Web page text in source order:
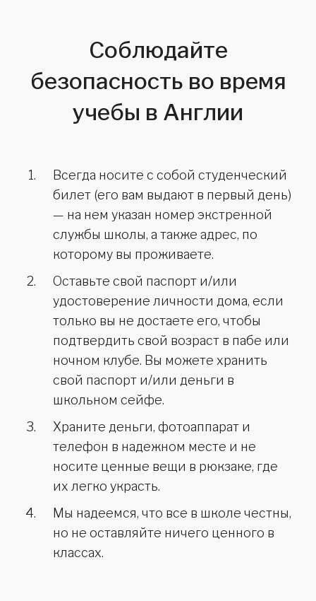
Соблюдайте
безопасность во время
учебы в Англии
Всегда носите с собой студенческий
билет (его вам выдают в первый день)
— на нем указан номер экстренной
службы школы, а также адрес, по
которому вы проживаете.
Оставьте свой паспорт и/или
удостоверение личности дома, если
только вы не достаете его, чтобы
подтвердить свой возраст в пабе или
ночном клубе. Вы можете хранить
свой паспорт и/или деньги в
школьном сейфе.
Храните деньги, фотоаппарат и
телефон в надежном месте и не
носите ценные вещи в рюкзаке, где
их легко украсть.
Мы надеемся, что все в школе честны,
но не оставляйте ничего ценного в
классах.